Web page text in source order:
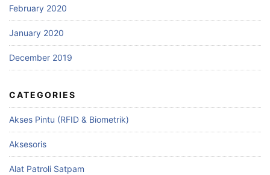
February 2020
January 2020
December 2019
CATEGORIES
Akses Pintu (RFID & Biometrik)
Aksesoris
Alat Patroli Satpam